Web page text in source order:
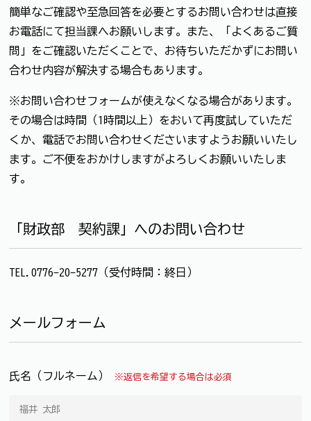
簡単なご確認や至急回答を必要とするお問い合わせは直接
お電話にて担当課へお願いします。また、「よくあるご質
問」をご確認いただくことで、お待ちいただかずにお問い
合わせ内容が解決する場合もあります。
※お問い合わせフォームが使えなくなる場合があります。
その場合は時間（1時間以上）をおいて再度試していただ
くか、電話でお問い合わせくださいますようお願いいたし
ます。ご不便をおかけしますがよろしくお願いいたしま
す。
「財政部 契約課」へのお問い合わせ
TEL.0776-20-5277（受付時間：終日）
メールフォーム
氏名（フルネーム） ※返信を希望する場合は必須